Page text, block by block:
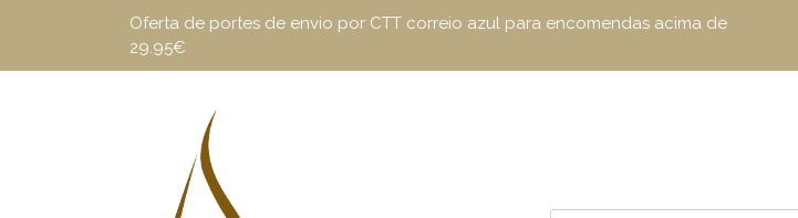
Oferta de portes de envio por CTT correio azul para encomendas acima de
29.95€